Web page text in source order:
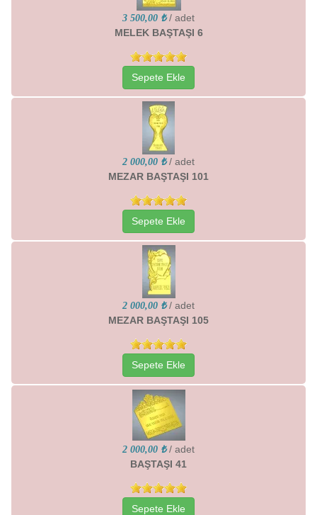
3 500,00 ₺ / adet
MELEK BAŞTAŞI 6
Sepete Ekle
2 000,00 ₺ / adet
MEZAR BAŞTAŞI 101
Sepete Ekle
2 000,00 ₺ / adet
MEZAR BAŞTAŞI 105
Sepete Ekle
2 000,00 ₺ / adet
BAŞTAŞI 41
Sepete Ekle